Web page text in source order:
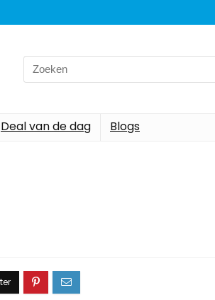
Search
for:
Deal van de dag Blogs